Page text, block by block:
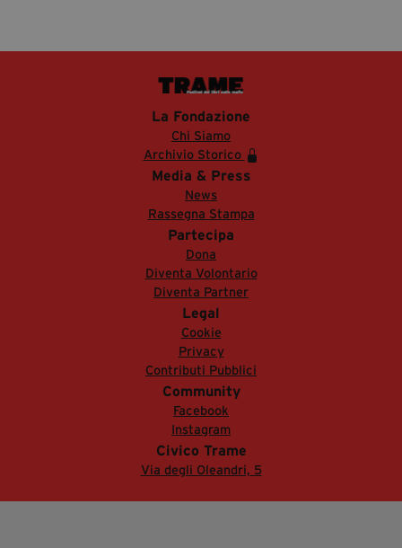
La Fondazione
Chi Siamo
Archivio Storico
Media & Press
News
Rassegna Stampa
Partecipa
Dona
Diventa Volontario
Diventa Partner
Legal
Cookie
Privacy
Contributi Pubblici
Community
Facebook
Instagram
Civico Trame
Via degli Oleandri, 5